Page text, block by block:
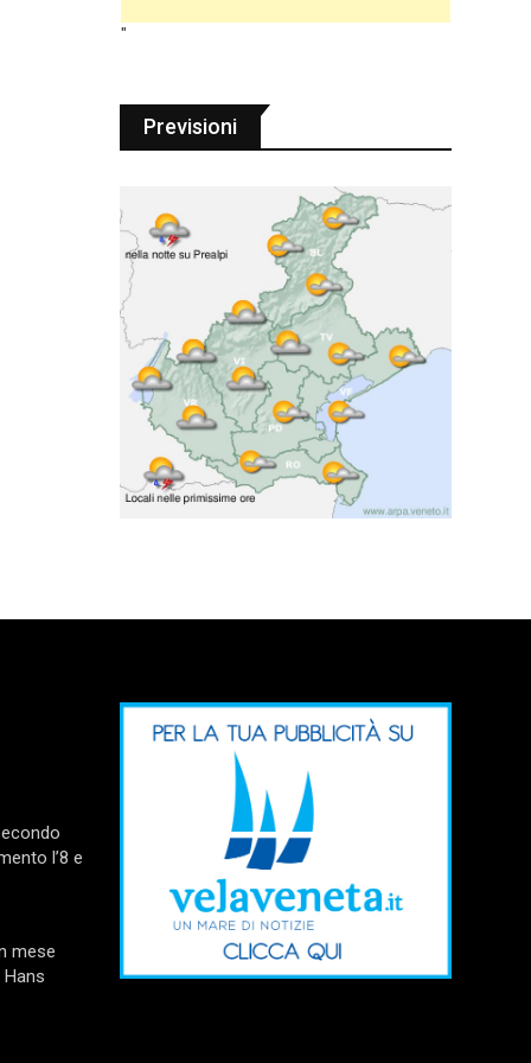
"
Previsioni
l’8 e
mese
Hans